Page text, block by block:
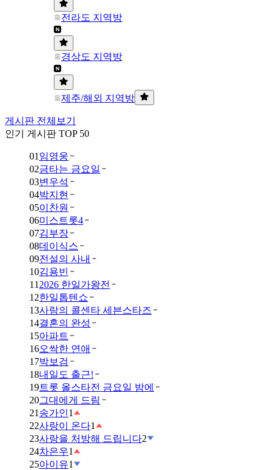
전라도 지역방
경상도 지역방
제주/해외 지역방
게시판 전체보기
인기 게시판 TOP 50
01 임영웅
02금타는 금요일
03변우석
04박지현
05이찬원
06미스트롯4
07김부장
08데이식스
09전설의 사내
10김용빈
11 2026 한일가왕전
12한일톱텐쇼
13사랑의 콜센타 세븐스타즈
14결혼의 완성
15아파트
16오싹한 연애
17박보검
18내일도 출근!
19트롯 올스타전 금요일 밤에
20그대에게 드림
21 송가인1
22사랑이 온다1
23사랑을 처방해 드립니다2
24차은우1
25아이유1